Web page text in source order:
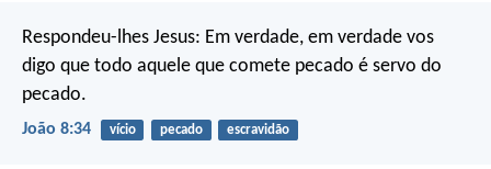
Respondeu-lhes Jesus: Em verdade, em verdade vos
digo que todo aquele que comete pecado é servo do
pecado.
João 8:34 vício pecado escravidão